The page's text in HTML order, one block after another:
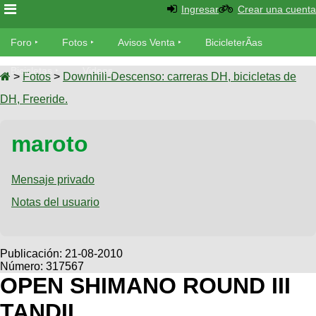
Foro
Foro
TÃ©cnica
Fotos
tu foto
Galeria
XC
Viajes
Descenso
SUBÃ
tu
aviso
Buscar
Ultimos
Fotos
as
Bicicletas
Tandem
Videos
Cicloturismo
Ingresar Crear una cuenta
Foro Fotos Avisos Venta BicicleterÃ­as
Bicicletas Videos
> Fotos > Downhill-Descenso: carreras DH, bicicletas de
DH, Freeride.
maroto
Mensaje privado
Notas del usuario
Publicación: 21-08-2010
Número: 317567
OPEN SHIMANO ROUND III